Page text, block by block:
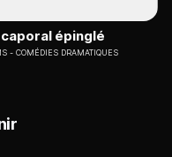
caporal épinglé
COMÉDIES DRAMATIQUES